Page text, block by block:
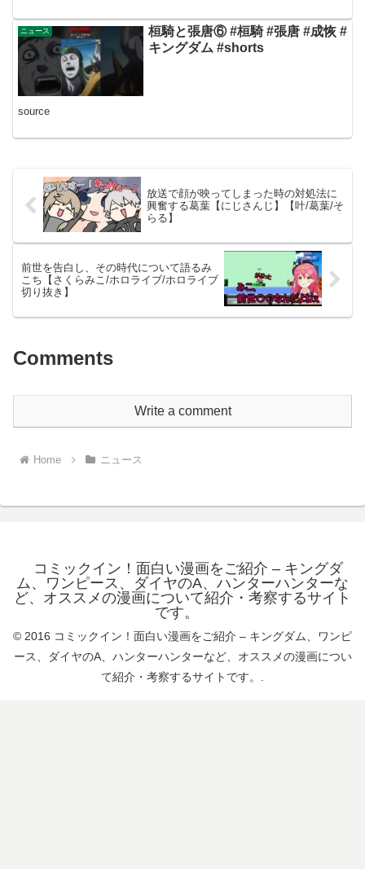
ニュース
桓騎と張唐⑥ #桓騎 #張唐 #成恢 #
キングダム #shorts
source
放送で顔が映ってしまった時の対処法に
興奮する葛葉【にじさんじ】【叶/葛葉/そ
らる】
前世を告白し、その時代について語るみ
こち【さくらみこ/ホロライブ/ホロライブ
切り抜き】
Comments
Write a comment
Home ニュース
コミックイン！面白い漫画をご紹介 – キングダ
ム、ワンピース、ダイヤのA、ハンターハンターな
ど、オススメの漫画について紹介・考察するサイト
です。
© 2016 コミックイン！面白い漫画をご紹介 – キングダム、ワンピ
ース、ダイヤのA、ハンターハンターなど、オススメの漫画につい
て紹介・考察するサイトです。.